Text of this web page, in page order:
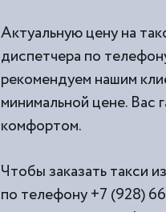
Актуальную цену на
диспетчера по
рекомендуем нашим
минимальной цене. Вас
комфортом.
Чтобы заказать такси
по телефону +7 (928)